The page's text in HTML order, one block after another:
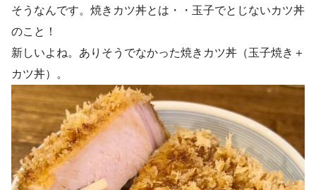
そうなんです。焼きカツ丼とは・・玉子でとじないカツ丼
のこと！
新しいよね。ありそうでなかった焼きカツ丼（玉子焼き＋
カツ丼）。